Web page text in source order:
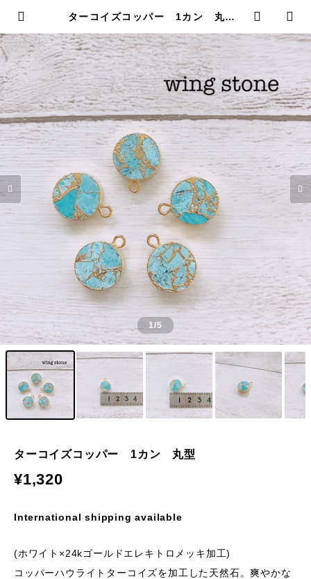
ターコイズコッパー 1カン 丸型 |
1/5
ターコイズコッパー 1カン 丸型
¥1,320
International shipping available
(ホワイト×24kゴールドエレキトロメッキ加工)
コッパーハウライトターコイズを加工した天然石。爽やかな